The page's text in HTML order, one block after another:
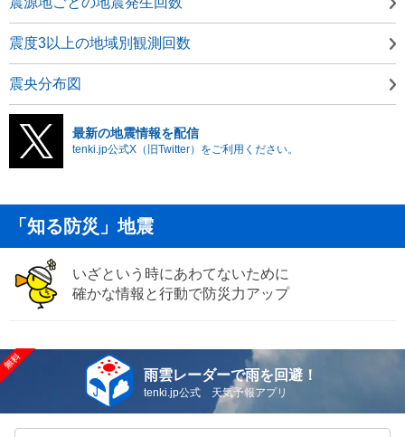
震度3以上の地域別観測回数
震央分布図
最新の地震情報を配信
tenki.jp公式X（旧Twitter）をご利用ください。
「知る防災」地震
いざという時にあわてないために
確かな情報と行動で防災力アップ
雨雲レーダーで雨を回避！
tenki.jp公式 天気予報アプリ